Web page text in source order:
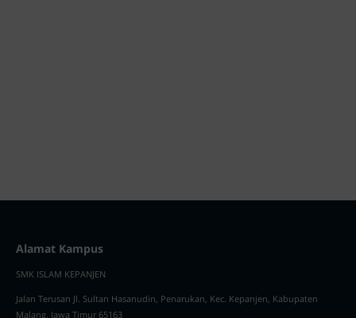
Alamat Kampus
SMK ISLAM KEPANJEN
Jalan Terusan Jl. Sultan Hasanudin, Penarukan, Kec. Kepanjen, Kabupaten
Malang, Jawa Timur 65163